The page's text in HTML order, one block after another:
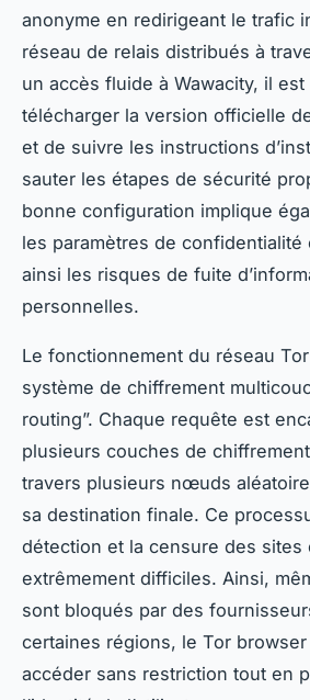
anonyme en redirigeant le trafic
réseau de relais distribués à
un accès fluide à Wawacity, il
télécharger la version officielle
et de suivre les instructions
sauter les étapes de sécurité
bonne configuration implique
les paramètres de confidentialité
ainsi les risques de fuite
personnelles.
Le fonctionnement du réseau
système de chiffrement
routing”. Chaque requête est
plusieurs couches de
travers plusieurs nœuds
sa destination finale. Ce
détection et la censure des sites
extrêmement difficiles. Ainsi,
sont bloqués par des
certaines régions, le Tor browser
accéder sans restriction tout en